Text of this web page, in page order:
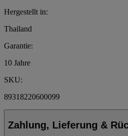
Hergestellt in:
Thailand
Garantie:
10 Jahre
SKU:
89318220600099
Zahlung, Lieferung &